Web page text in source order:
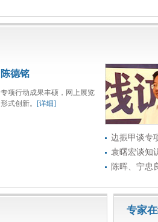
陈德铭
专项行动成果丰硕，网上展览
形式创新。 [详细]
边振甲谈专
袁曙宏谈知
陈晖、宁忠
专家